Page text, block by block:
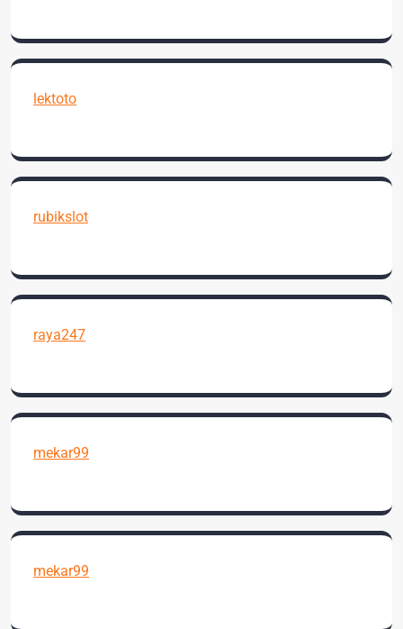
lektoto
rubikslot
raya247
mekar99
mekar99